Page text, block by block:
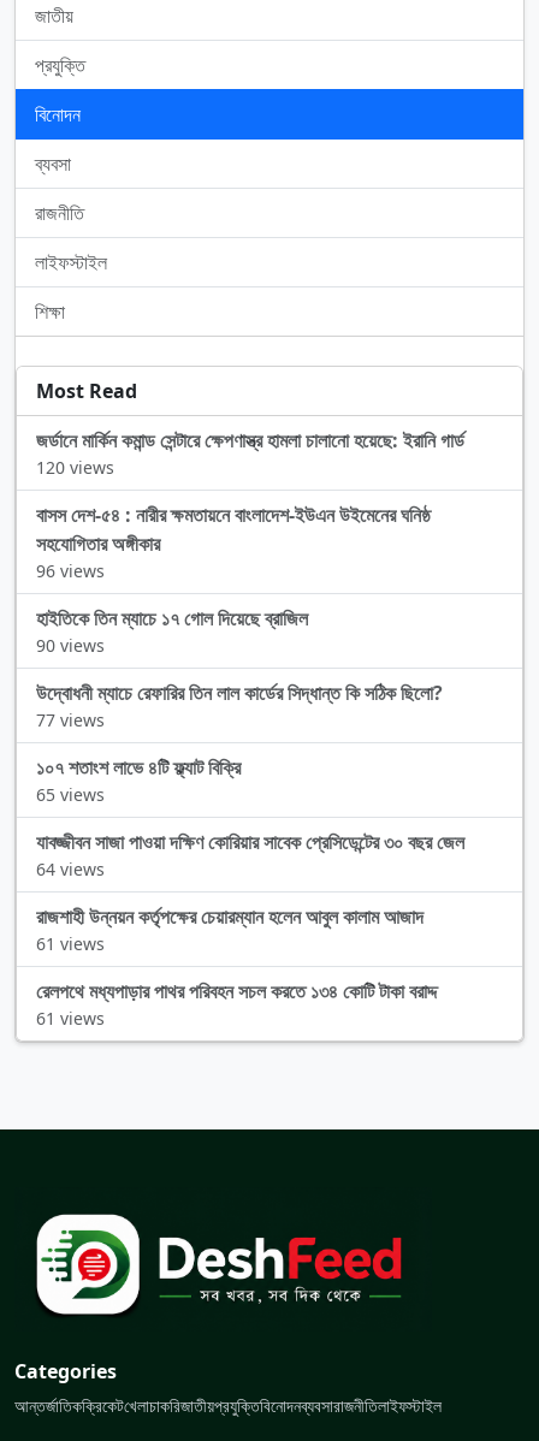
জাতীয়
প্রযুক্তি
বিনোদন
ব্যবসা
রাজনীতি
লাইফস্টাইল
শিক্ষা
Most Read
জর্ডানে মার্কিন কমান্ড সেন্টারে ক্ষেপণাস্ত্র হামলা চালানো হয়েছে: ইরানি গার্ড
120 views
বাসস দেশ-৫৪ : নারীর ক্ষমতায়নে বাংলাদেশ-ইউএন উইমেনের ঘনিষ্ঠ
সহযোগিতার অঙ্গীকার
96 views
হাইতিকে তিন ম্যাচে ১৭ গোল দিয়েছে ব্রাজিল
90 views
উদ্বোধনী ম্যাচে রেফারির তিন লাল কার্ডের সিদ্ধান্ত কি সঠিক ছিলো?
77 views
১০৭ শতাংশ লাভে ৪টি ফ্ল্যাট বিক্রি
65 views
যাবজ্জীবন সাজা পাওয়া দক্ষিণ কোরিয়ার সাবেক প্রেসিডেন্টের ৩০ বছর জেল
64 views
রাজশাহী উন্নয়ন কর্তৃপক্ষের চেয়ারম্যান হলেন আবুল কালাম আজাদ
61 views
রেলপথে মধ্যপাড়ার পাথর পরিবহন সচল করতে ১৩৪ কোটি টাকা বরাদ্দ
61 views
Categories
আন্তর্জাতিকক্রিকেটখেলাচাকরিজাতীয়প্রযুক্তিবিনোদনব্যবসারাজনীতিলাইফস্টাইল